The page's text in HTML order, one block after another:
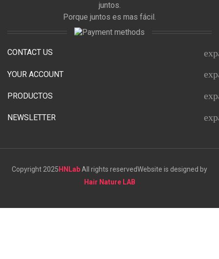
juntos.
Porque juntos es mas fácil.
CONTACT US
YOUR ACCOUNT
PRODUCTOS
NEWSLETTER
Copyright 2025 HNLabAll rights reservedWebsite is designed by
Hair Nature LAB